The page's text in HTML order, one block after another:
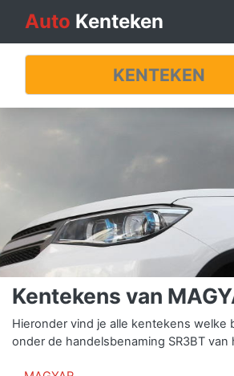
Auto Kenteken
Kentekens van
Hieronder vind je alle kentekens welke
onder de handelsbenaming SR3BT van